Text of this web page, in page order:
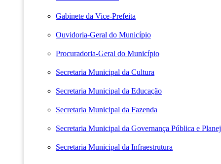
Gabinete da Vice-Prefeita
Ouvidoria-Geral do Município
Procuradoria-Geral do Município
Secretaria Municipal da Cultura
Secretaria Municipal da Educação
Secretaria Municipal da Fazenda
Secretaria Municipal da Governança Pública e
Secretaria Municipal da Infraestrutura